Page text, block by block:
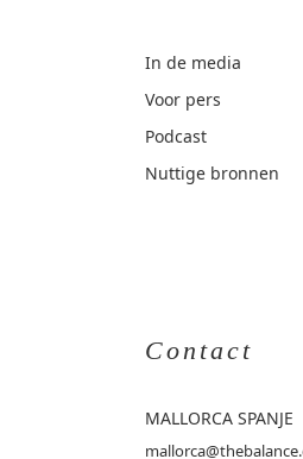
In de media
Voor pers
Podcast
Nuttige bronnen
Contact
MALLORCA SPANJE